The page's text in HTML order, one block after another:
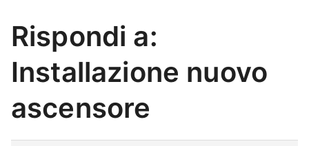
Rispondi a:
Installazione nuovo
ascensore